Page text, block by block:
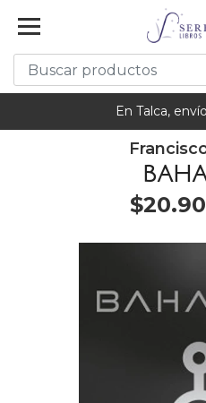
En Talca,